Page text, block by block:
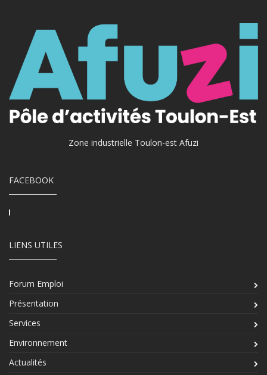
Zone industrielle Toulon-est Afuzi
FACEBOOK
LIENS UTILES
Forum Emploi
Présentation
Services
Environnement
Actualités